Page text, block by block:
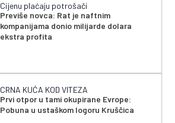
Cijenu plaćaju potrošači
Previše novca: Rat je naftnim
kompanijama donio milijarde dolara
ekstra profita
CRNA KUĆA KOD VITEZA
Prvi otpor u tami okupirane Evrope:
Pobuna u ustaškom logoru Kruščica